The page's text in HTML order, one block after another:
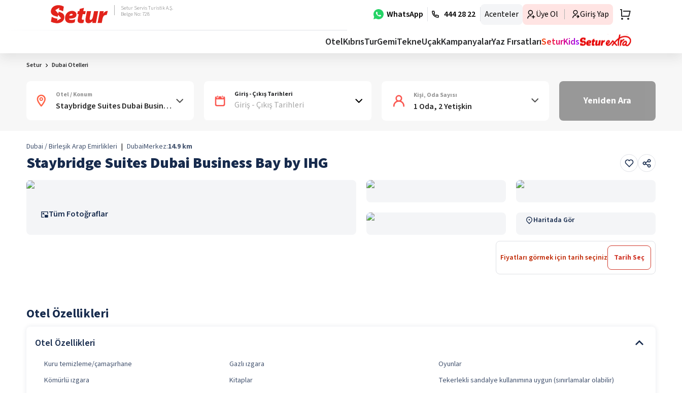
WhatsApp 444 28 22 Acenteler Üye Ol Giriş Yap
Setur Servis Turistik A.Ş.
Belge No: 728
OtelKıbrısTurGemiTekneUçakKampanyalarYaz FırsatlarıSeturKids
Setur Dubai Otelleri
Otel / Konum Giriş - Çıkış Tarihleri
Giriş - Çıkış Tarihleri
Kişi, Oda Sayısı
1 Oda, 2 Yetişkin Yeniden Ara
Dubai / Birleşik Arap Emirlikleri | DubaiMerkez:14.9 km
Staybridge Suites Dubai Business Bay by IHG
Tüm Fotoğraflar
Haritada Gör
Fiyatları görmek için tarih seçiniz Tarih Seç
Otel Özellikleri
Otel Özellikleri
Kuru temizleme/çamaşırhane Gazlı ızgara
Oyunlar
Kömürlü ızgara
Kitaplar
Tekerlekli sandalye kullanımına uygun (sınırlamalar olabilir)